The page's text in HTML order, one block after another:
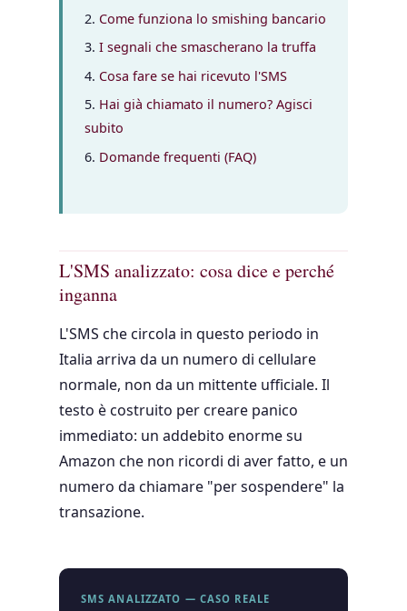
Come funziona lo smishing bancario
I segnali che smascherano la truffa
Cosa fare se hai ricevuto l'SMS
Hai già chiamato il numero? Agisci
subito
Domande frequenti (FAQ)
L'SMS analizzato: cosa dice e perché
inganna
L'SMS che circola in questo periodo in
Italia arriva da un numero di cellulare
normale, non da un mittente ufficiale. Il
testo è costruito per creare panico
immediato: un addebito enorme su
Amazon che non ricordi di aver fatto, e un
numero da chiamare "per sospendere" la
transazione.